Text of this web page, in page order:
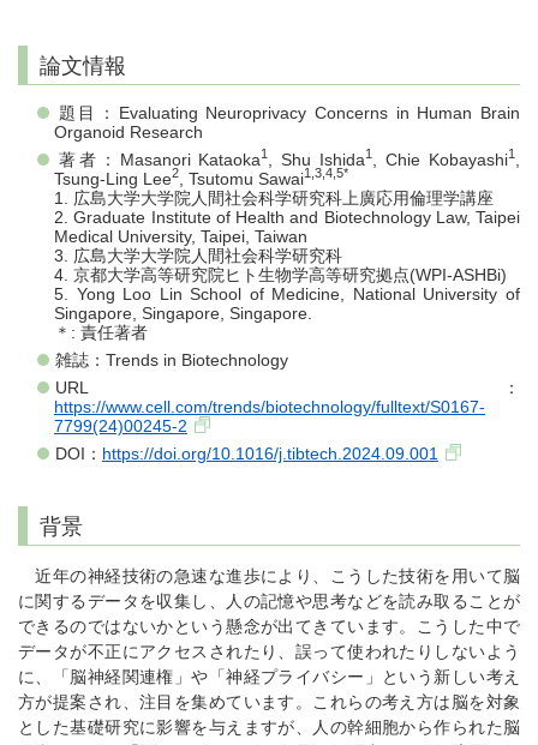
論文情報
題目：Evaluating Neuroprivacy Concerns in Human Brain
Organoid Research
著者：Masanori Kataoka1 , Shu Ishida1 , Chie Kobayashi1
Tsung-Ling Lee2 , Tsutomu Sawai1,3,4,5*
1. 広島大学大学院人間社会科学研究科上廣応用倫理学講座
2. Graduate Institute of Health and Biotechnology Law, Taipei
Medical University, Taipei, Taiwan
3. 広島大学大学院人間社会科学研究科
4. 京都大学高等研究院ヒト生物学高等研究拠点(WPI-ASHBi)
5. Yong Loo Lin School of Medicine, National University of
Singapore, Singapore, Singapore.
＊: 責任著者
雑誌：Trends in Biotechnology
URL：
https://www.cell.com/trends/biotechnology/fulltext/S0167-
7799(24)00245-2
DOI： https://doi.org/10.1016/j.tibtech.2024.09.001
背景
近年の神経技術の急速な進歩により、こうした技術を用いて脳
に関するデータを収集し、人の記憶や思考などを読み取ることが
できるのではないかという懸念が出てきています。こうした中で
データが不正にアクセスされたり、誤って使われたりしないよう
に、「脳神経関連権」や「神経プライバシー」という新しい考え
方が提案され、注目を集めています。これらの考え方は脳を対象
とした基礎研究に影響を与えますが、人の幹細胞から作られた脳